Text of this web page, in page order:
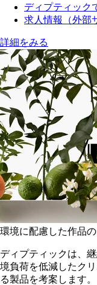
ディプティック
求人情報（外部
詳細をみる
環境に配慮した作品
ディプティックは、
境負荷を低減した​ク
る製品を考案します。